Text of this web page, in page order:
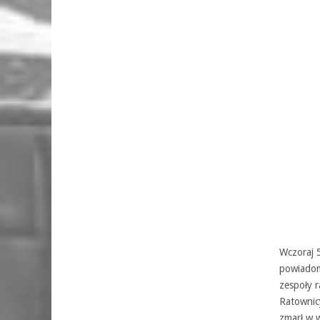
Wczoraj
zespoły
zmarł w